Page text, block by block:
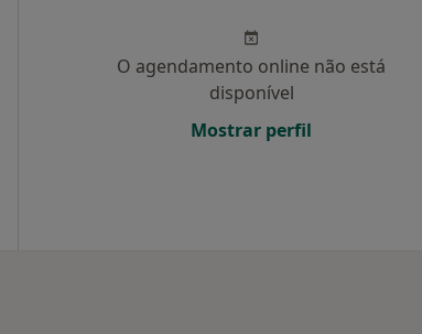
O agendamento online não está
disponível
Mostrar perfil